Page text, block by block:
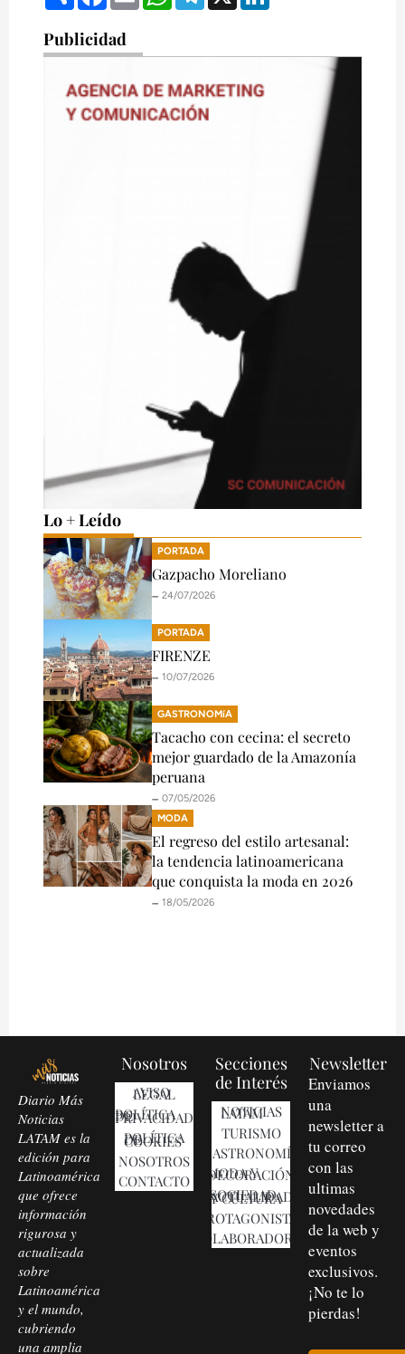
Publicidad
Lo + Leído
PORTADA
Gazpacho Moreliano
🗕️ 24/07/2026
PORTADA
FIRENZE
🗕️ 10/07/2026
GASTRONOMíA
Tacacho con cecina: el secreto
mejor guardado de la Amazonía
peruana
🗕️ 07/05/2026
MODA
El regreso del estilo artesanal:
la tendencia latinoamericana
que conquista la moda en 2026
🗕️ 18/05/2026
Diario Más
Noticias
LATAM es la
edición para
Latinoamérica
que ofrece
información
rigurosa y
actualizada
sobre
Latinoamérica
y el mundo,
cubriendo
una amplia
Nosotros
AVISO LEGAL
POLÍTICA DE PRIVACIDAD
POLÍTICA DE COOKIES
NOSOTROS
CONTACTO
Secciones
de Interés
NOTICIAS LATAM
TURISMO
GASTRONOMÍA
MODA Y DECORACIÓN
SOCIEDAD, ACTUALIDAD Y CULTURA
PROTAGONISTAS
COLABORADORES
Newsletter
Enviamos
una
newsletter a
tu correo
con las
ultimas
novedades
de la web y
eventos
exclusivos.
¡No te lo
pierdas!